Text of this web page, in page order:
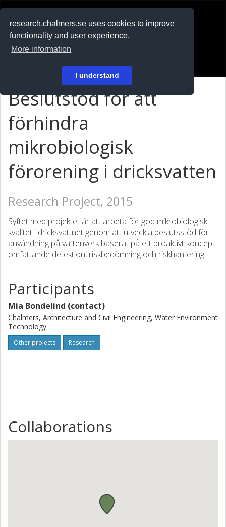
research.chalmers.se uses cookies to improve
functionality and user experience.
More information
I understand
På svenska
Beslutstöd för att
förhindra
mikrobiologisk
förorening i dricksvatten
Research Project, 2015
Syftet med projektet är att arbeta för god mikrobiologisk
kvalitet i dricksvattnet genom att utveckla beslutsstöd för
användning på vattenverk baserat på ett proaktivt koncept
omfattande detektion, riskbedömning och riskhantering.
Participants
Mia Bondelind (contact)
Chalmers, Architecture and Civil Engineering, Water Environment
Technology
Other projects Research
Collaborations